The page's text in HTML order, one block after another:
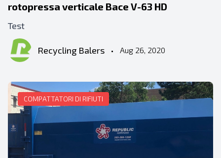
rotopressa verticale Bace V-63 HD
Test
Recycling Balers • Aug 26, 2020
COMPATTATORI DI RIFIUTI